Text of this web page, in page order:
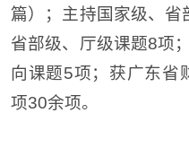
篇）；主持国家级、省
省部级、厅级课题8项
向课题5项；获广东省
项30余项。